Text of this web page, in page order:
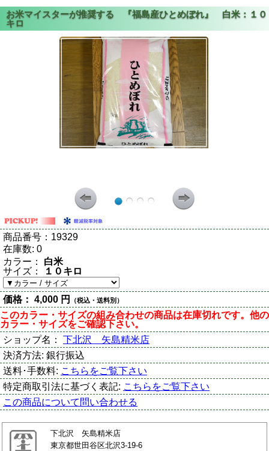
商品番号： 19329
在庫数: 0
カラー：
白米
サイズ：
１０キロ
価格： 4,000 円 （税込・送料別）
このカラー・サイズの組み合わせの商品は在庫切れです。他の
カラー・サイズをご確認下さい。
ショップ名： 下北沢 矢島精米店
決済方法: 銀行振込
送料･手数料: こちらをご覧下さい
特定商取引法に基づく表記: こちらをご覧下さい
この商品について問い合わせる
下北沢 矢島精米店
東京都世田谷区北沢3-19-6